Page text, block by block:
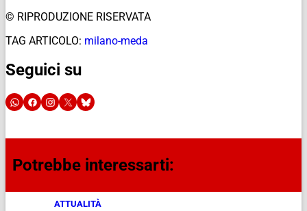
© RIPRODUZIONE RISERVATA
TAG ARTICOLO: milano-meda
Seguici su
Potrebbe interessarti:
ATTUALITÀ